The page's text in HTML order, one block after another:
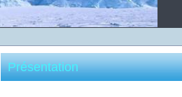
Présentation